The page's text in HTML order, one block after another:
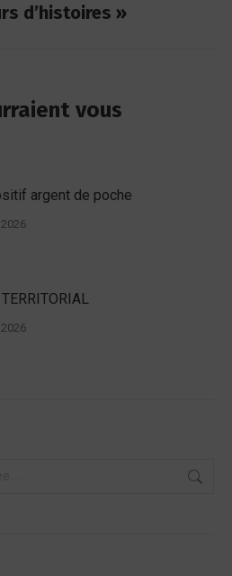
suivant
d’histoires »
vous
argent de poche